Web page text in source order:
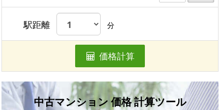
駅距離 分
価格計算
中古マンション 価格 計算ツール